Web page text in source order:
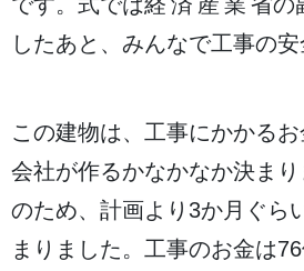
したあと、みんなで工事の安
この建物は、 工事にかかるお
会社が作るかなかなか決ま
のため、 計画より3か月 ぐら
まりました。 工事のお金は76